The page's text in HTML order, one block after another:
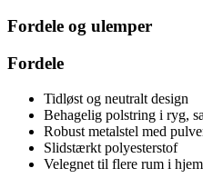
Fordele og ulemper
Fordele
Tidløst og neutralt design
Behagelig polstring i ryg,
Robust metalstel med
Slidstærkt polyesterstof
Velegnet til flere rum i